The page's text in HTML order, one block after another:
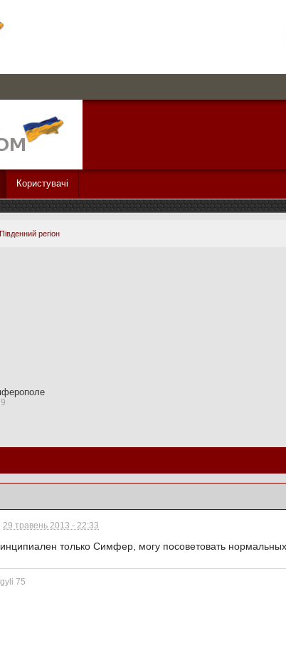
Користувачі
Південний регіон
29 травень 2013 - 22:33
только Симфер, могу посоветовать нормальных
75